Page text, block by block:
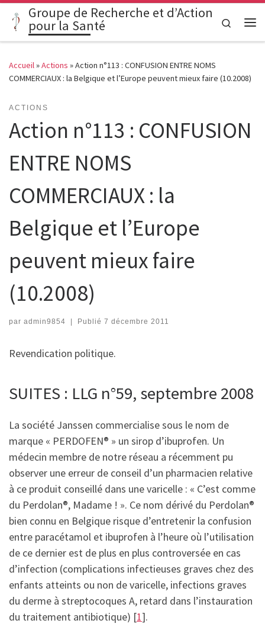
Passer au contenu
Groupe de Recherche et d’Action
pour la Santé
Search
Accueil»Actions »Action n°113 : CONFUSION ENTRE NOMS
COMMERCIAUX : la Belgique et l’Europe peuvent mieux faire (10.2008)
ACTIONS
Action n°113 : CONFUSION
ENTRE NOMS
COMMERCIAUX : la
Belgique et l’Europe
peuvent mieux faire
(10.2008)
par admin9854 Publié 7 décembre 2011
Revendication politique.
SUITES : LLG n°59, septembre 2008
La société Janssen commercialise sous le nom de
marque « PERDOFEN® » un sirop d’ibuprofen. Un
médecin membre de notre réseau a récemment pu
observer une erreur de conseil d’un pharmacien relative
à ce produit conseillé dans une varicelle : « C’est comme
du Perdolan®, Madame ! ». Ce nom dérivé du Perdolan®
bien connu en Belgique risque d’entretenir la confusion
entre paracétamol et ibuprofen à l’heure où l’utilisation
de ce dernier est de plus en plus controversée en cas
d’infection (complications infectieuses graves chez des
enfants atteints ou non de varicelle, infections graves
du derme à streptocoques A, retard dans l’instauration
du traitement antibiotique) [1].